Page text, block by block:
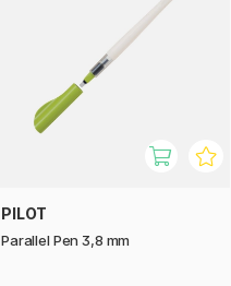
PILOT
Parallel Pen 3,8 mm